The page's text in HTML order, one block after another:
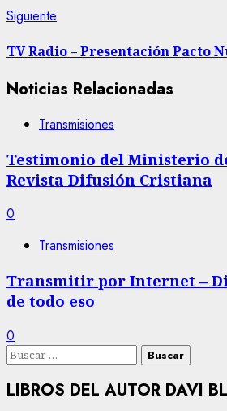
Navegación
de
entradas
Siguiente
TV Radio – Presentación Pacto
Noticias Relacionadas
Transmisiones
Testimonio del Ministerio
Revista Difusión Cristiana
0
Transmisiones
Transmitir por Internet –
de todo eso
0
Buscar:
LIBROS DEL AUTOR DAVI